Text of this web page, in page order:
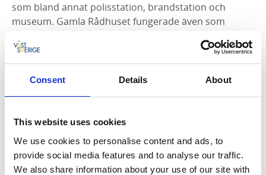
Consent Details About
This website uses cookies
We use cookies to personalise content and ads, to
provide social media features and to analyse our traffic.
We also share information about your use of our site with
som bland annat polisstation, brandstation och
museum. Gamla Rådhuset fungerade även som
februari 1960 eldhärjades Gamla Rådhuset och de
övre våningarna totalförstördes. Det togs snabbt ett
beslut om att byggnaden skulle återuppföras och
Gamla Rådhusets, de övre våningarna används som
representations- och konferenslokaler.